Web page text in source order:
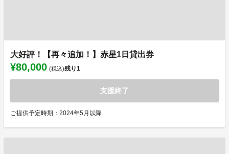
大好評！【再々追加！】赤星1日貸出券
¥80,000 (税込)残り1
支援終了
ご提供予定時期：2024年5月以降